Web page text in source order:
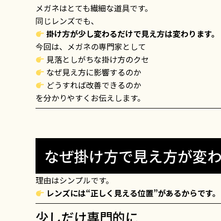
メガネはとても繊細な道具です。
同じレンズでも、
掛け方が少し変わるだけで見え方は変わります。
今回は、メガネの専門家として
見落としがちな掛け方のクセ
なぜ見え方に影響するのか
どうすれば改善できるのか
を分かりやすくお伝えします。
なぜ掛け方で見え方が変
理由はシンプルです。
レンズには“正しく見える位置”があるからです。
少しだけ専門的に